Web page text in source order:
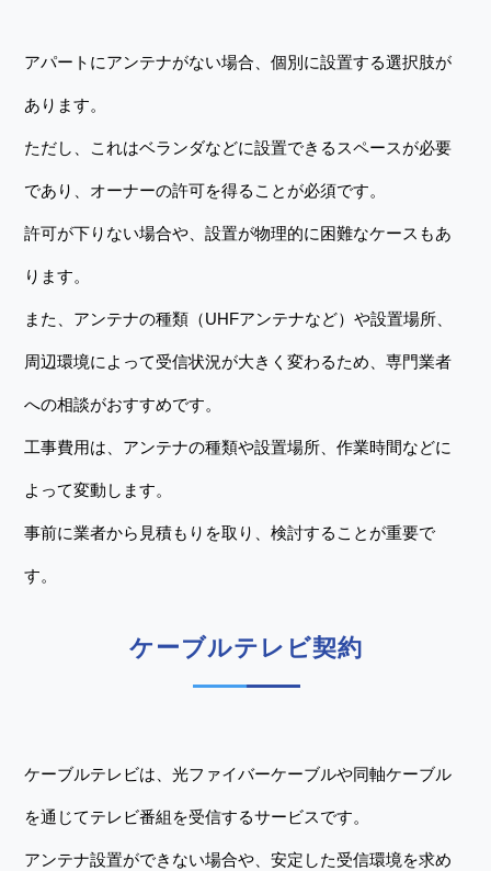
アパートにアンテナがない場合、個別に設置する選択肢が
あります。
ただし、これはベランダなどに設置できるスペースが必要
であり、オーナーの許可を得ることが必須です。
許可が下りない場合や、設置が物理的に困難なケースもあ
ります。
また、アンテナの種類（UHFアンテナなど）や設置場所、
周辺環境によって受信状況が大きく変わるため、専門業者
への相談がおすすめです。
工事費用は、アンテナの種類や設置場所、作業時間などに
よって変動します。
事前に業者から見積もりを取り、検討することが重要で
す。
ケーブルテレビ契約
ケーブルテレビは、光ファイバーケーブルや同軸ケーブル
を通じてテレビ番組を受信するサービスです。
アンテナ設置ができない場合や、安定した受信環境を求め